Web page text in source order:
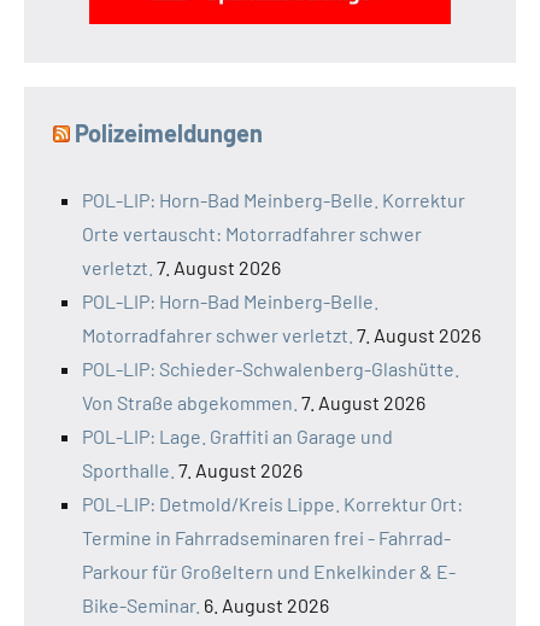
Polizeimeldungen
POL-LIP: Horn-Bad Meinberg-Belle. Korrektur
Orte vertauscht: Motorradfahrer schwer
verletzt. 7. August 2026
POL-LIP: Horn-Bad Meinberg-Belle.
Motorradfahrer schwer verletzt. 7. August 2026
POL-LIP: Schieder-Schwalenberg-Glashütte.
Von Straße abgekommen. 7. August 2026
POL-LIP: Lage. Graffiti an Garage und
Sporthalle. 7. August 2026
POL-LIP: Detmold/Kreis Lippe. Korrektur Ort:
Termine in Fahrradseminaren frei - Fahrrad-
Parkour für Großeltern und Enkelkinder & E-
Bike-Seminar. 6. August 2026